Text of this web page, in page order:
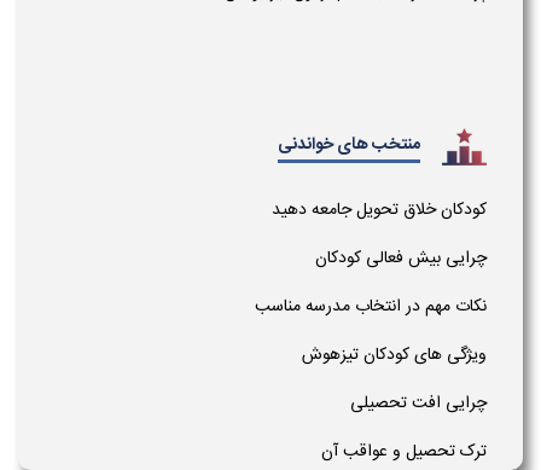
منتخب های خواندنی
کودکان خلاق تحویل جامعه دهید
چرایی بیش فعالی کودکان
نکات مهم در انتخاب مدرسه مناسب
ویژگی های کودکان تیزهوش
چرایی افت تحصیلی
ترک تحصیل و عواقب آن